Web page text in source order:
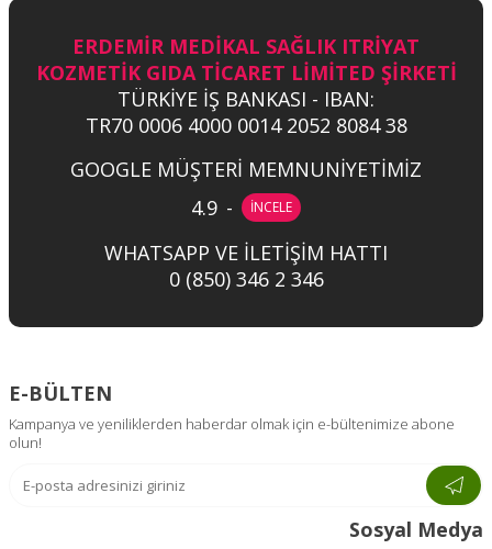
ERDEMİR MEDİKAL SAĞLIK ITRİYAT
KOZMETİK GIDA TİCARET LİMİTED ŞİRKETİ
TÜRKİYE İŞ BANKASI - IBAN:
TR70 0006 4000 0014 2052 8084 38
GOOGLE MÜŞTERİ MEMNUNİYETİMİZ
4.9 - İNCELE
WHATSAPP VE İLETİŞİM HATTI
0 (850) 346 2 346
E-BÜLTEN
Kampanya ve yeniliklerden haberdar olmak için e-bültenimize abone
olun!
Sosyal Medya